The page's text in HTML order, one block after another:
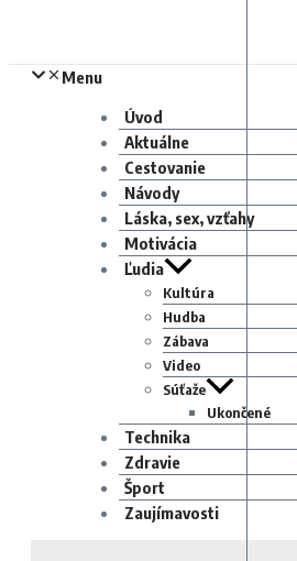
Menu
Úvod
Aktuálne
Cestovanie
Návody
Láska, sex, vzťahy
Motivácia
Ľudia
Kultúra
Hudba
Zábava
Video
Súťaže
Ukončené
Technika
Zdravie
Šport
Zaujímavosti